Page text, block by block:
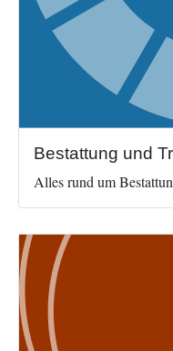
Bestattung und
Alles rund um
Image